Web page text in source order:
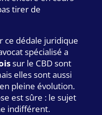
tirer de
ce dédale juridique
spécialisé a
sur le CBD sont
elles sont aussi
pleine évolution.
est sûre : le sujet
indifférent.